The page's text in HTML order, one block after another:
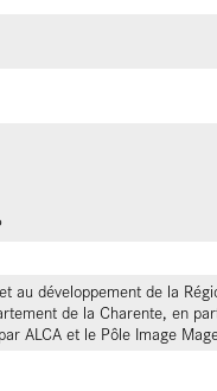
au développement de la
de la Charente, en
ALCA et le Pôle Image